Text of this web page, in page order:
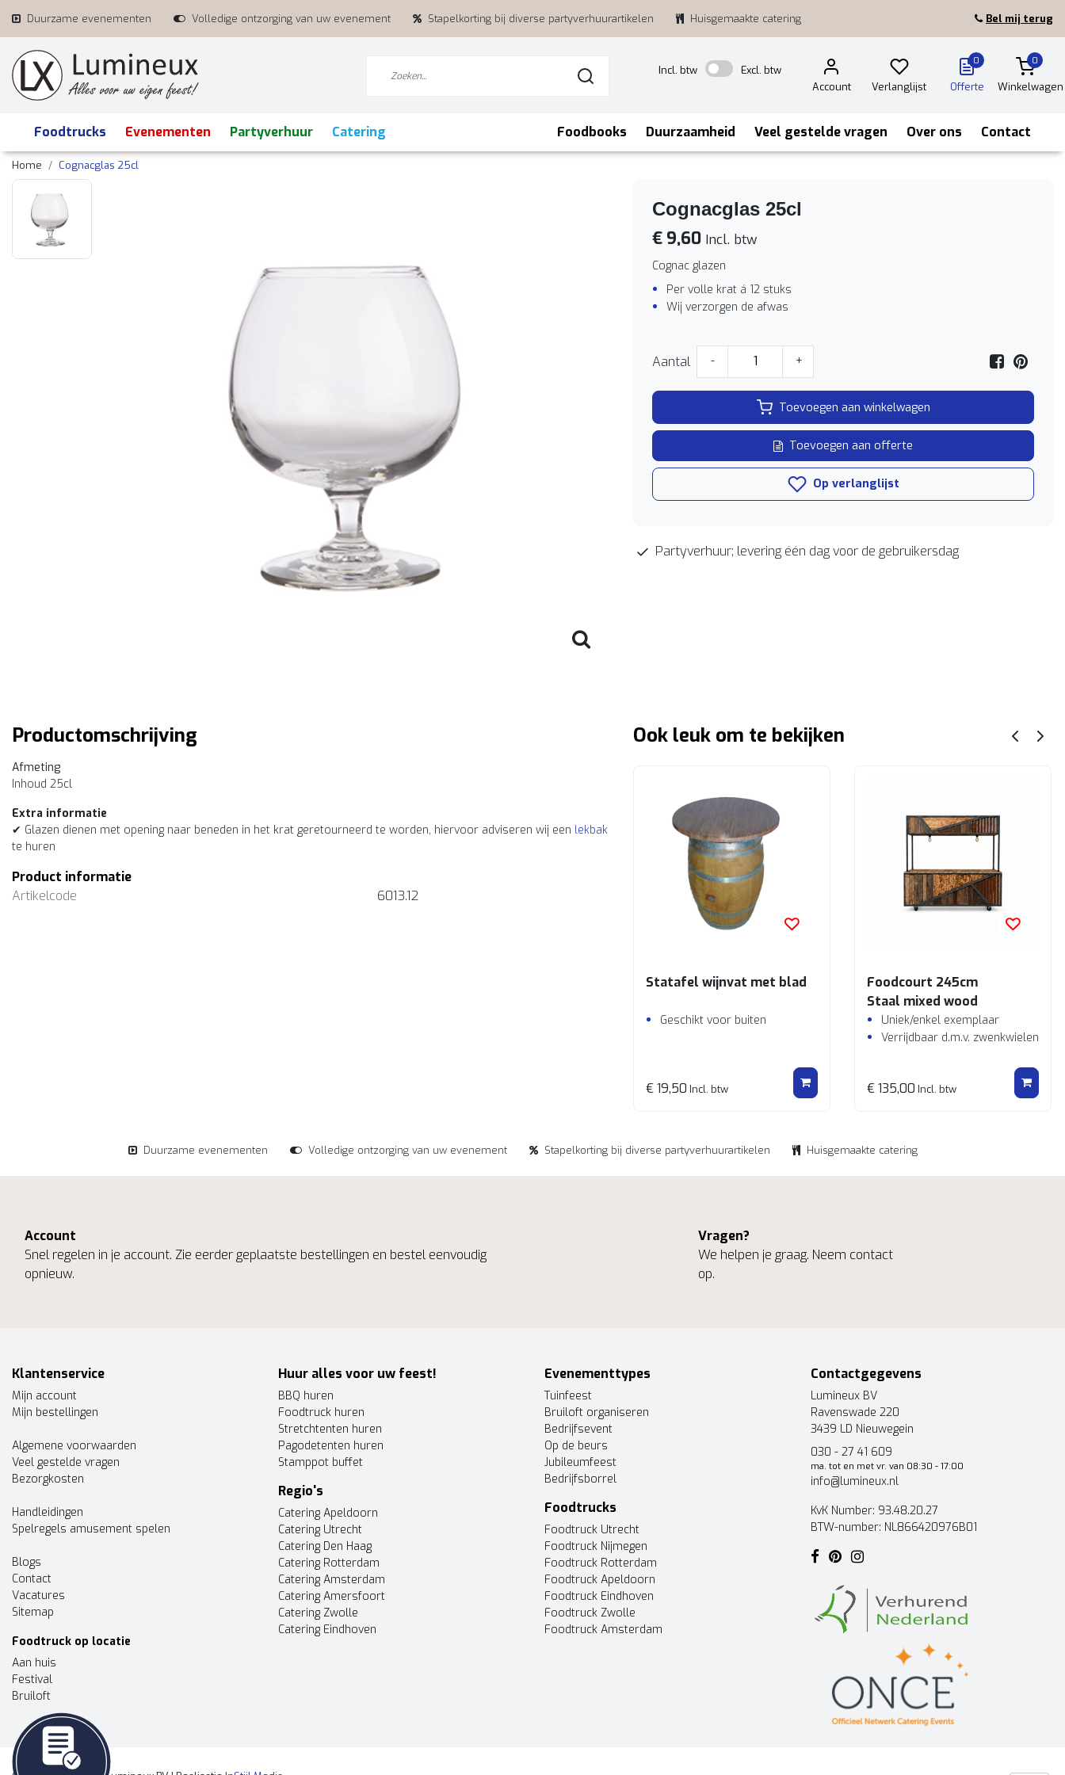
Duurzame evenementen Volledige ontzorging van uw evenement Stapelkorting bij diverse partyverhuurartikelen Huisgemaakte catering Bel mij terug
Incl. btw
Excl. btw
Account
Verlanglijst
0
Offerte
0
Winkelwagen
Foodtrucks Evenementen Partyverhuur Catering Foodbooks Duurzaamheid Veel gestelde vragen Over ons Contact
Home Cognacglas 25cl
Cognacglas 25cl
€ 9,60 Incl. btw
Cognac glazen
Per volle krat á 12 stuks
Wij verzorgen de afwas
Aantal - +
Toevoegen aan winkelwagen
Toevoegen aan offerte
Op verlanglijst
Partyverhuur; levering één dag voor de gebruikersdag
Productomschrijving
Afmeting
Inhoud 25cl
Extra informatie
✔ Glazen dienen met opening naar beneden in het krat geretourneerd te worden, hiervoor adviseren wij een lekbak
te huren
Product informatie
Artikelcode
6013.12
Ook leuk om te bekijken
Statafel wijnvat met blad
Geschikt voor buiten
€ 19,50 Incl. btw
Foodcourt 245cm
Staal mixed wood
Uniek/enkel exemplaar
Verrijdbaar d.m.v. zwenkwielen
€ 135,00 Incl. btw
Duurzame evenementen Volledige ontzorging van uw evenement Stapelkorting bij diverse partyverhuurartikelen Huisgemaakte catering
Account
Snel regelen in je account. Zie eerder geplaatste bestellingen en bestel eenvoudig
opnieuw.
Vragen?
We helpen je graag. Neem contact
op.
Klantenservice
Mijn account
Mijn bestellingen
Algemene voorwaarden
Veel gestelde vragen
Bezorgkosten
Handleidingen
Spelregels amusement spelen
Blogs
Contact
Vacatures
Sitemap
Foodtruck op locatie
Aan huis
Festival
Bruiloft
Huur alles voor uw feest!
BBQ huren
Foodtruck huren
Stretchtenten huren
Pagodetenten huren
Stamppot buffet
Regio's
Catering Apeldoorn
Catering Utrecht
Catering Den Haag
Catering Rotterdam
Catering Amsterdam
Catering Amersfoort
Catering Zwolle
Catering Eindhoven
Evenementtypes
Tuinfeest
Bruiloft organiseren
Bedrijfsevent
Op de beurs
Jubileumfeest
Bedrijfsborrel
Foodtrucks
Foodtruck Utrecht
Foodtruck Nijmegen
Foodtruck Rotterdam
Foodtruck Apeldoorn
Foodtruck Eindhoven
Foodtruck Zwolle
Foodtruck Amsterdam
Contactgegevens
Lumineux BV
Ravenswade 220
3439 LD Nieuwegein
030 - 27 41 609
ma. tot en met vr. van 08:30 - 17:00
info@lumineux.nl
KvK Number: 93.48.20.27
BTW-number: NL866420976B01